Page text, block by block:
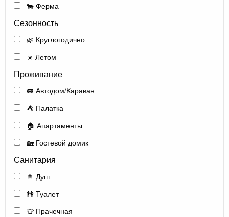
🐄 Ферма
Сезонность
🌿 Круглогодично
☀️ Летом
Проживание
🚐 Автодом/Караван
⛺ Палатка
🏠 Апартаменты
🏡 Гостевой домик
Санитария
🚿 Душ
🚻 Туалет
👕 Прачечная